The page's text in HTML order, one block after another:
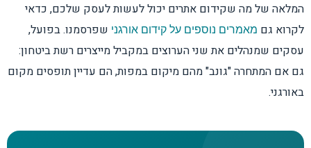
המלאה של מה שקידום אתרים יכול לעשות לעסק שלכם, כדאי
לקרוא גם מאמרים נוספים על קידום אורגני שפרסמנו. בפועל,
עסקים שמנהלים את שני הערוצים במקביל מייצרים רשת ביטחון:
גם אם המתחרה "גונב" מהם מיקום במפות, הם עדיין תופסים מקום
באורגני.